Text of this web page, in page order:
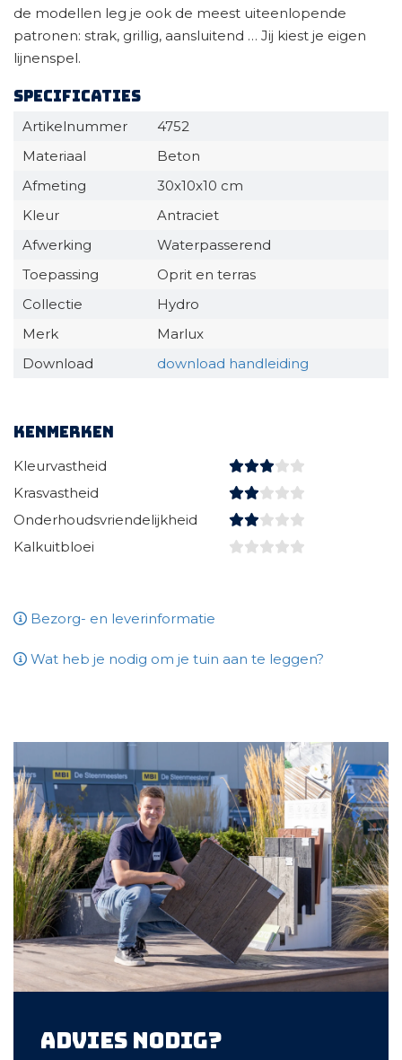
de modellen leg je ook de meest uiteenlopende
patronen: strak, grillig, aansluitend … Jij kiest je eigen
lijnenspel.
Specificaties
Artikelnummer
4752
Materiaal
Beton
Afmeting
30x10x10 cm
Kleur
Antraciet
Afwerking
Waterpasserend
Toepassing
Oprit en terras
Collectie
Hydro
Merk
Marlux
Download
download handleiding
Kenmerken
Kleurvastheid
Krasvastheid
Onderhoudsvriendelijkheid
Kalkuitbloei
Bezorg- en leverinformatie
Wat heb je nodig om je tuin aan te leggen?
Advies nodig?